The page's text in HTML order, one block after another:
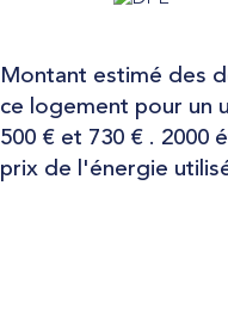
Montant estimé des
ce logement pour un
500 € et 730 € . 2000
prix de l'énergie